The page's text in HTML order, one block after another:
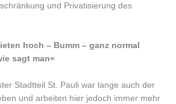
und Privatisierung des
hoch – Bumm – ganz normal
sagt man«
Stadtteil St. Pauli war lange auch der
und arbeiten hier jedoch immer mehr